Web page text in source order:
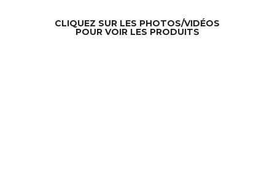
CLIQUEZ SUR LES PHOTOS/VIDÉOS
POUR VOIR LES PRODUITS